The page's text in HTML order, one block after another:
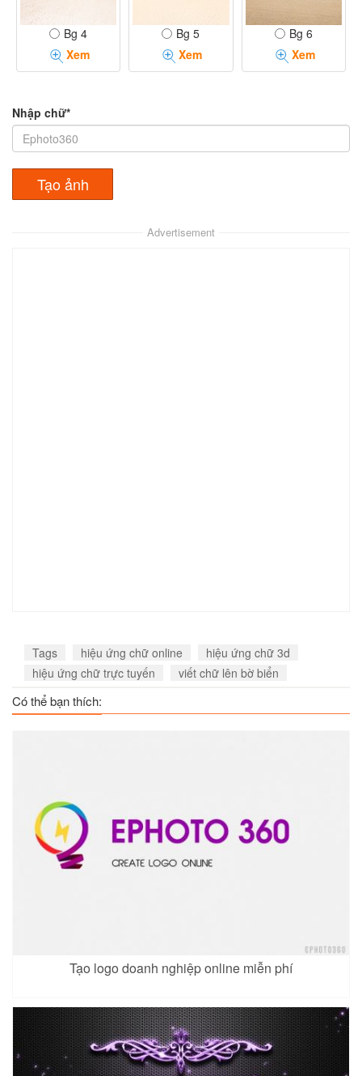
Bg 4
Xem
Bg 5
Xem
Bg 6
Xem
Nhập chữ*
Advertisement
Tags hiệu ứng chữ online
hiệu ứng chữ 3d
hiệu ứng chữ trực tuyến
viết chữ lên bờ biển
Có thể bạn thích:
Tạo logo doanh nghiệp online miễn phí